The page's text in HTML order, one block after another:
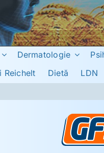
Dermatologie
Reichelt
Dietă LDN